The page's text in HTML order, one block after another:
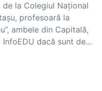
de la Colegiul Național
profesoară la
ambele din Capitală,
dacă sunt de…